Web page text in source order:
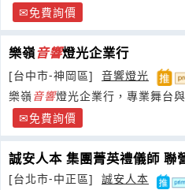
免費詢價
樂嶺音響燈光企業行
[台中市-神岡區]
音響燈光
樂嶺音響燈光企業行，專業舞台與
動注入極致動感與視覺震撼。
免費詢價
誠安人本 集團菁英禮儀師
[台北市-中正區]
誠安人本